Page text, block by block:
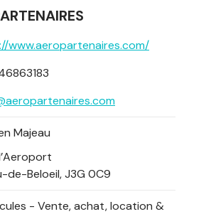
www.aeropartenaires.com/
Majeau
de-Beloeil, J3G 0C9
- Vente, achat, location &